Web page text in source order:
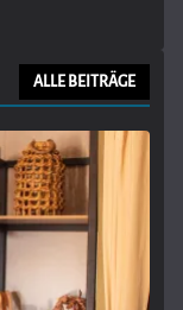
ALLE BEITRÄGE